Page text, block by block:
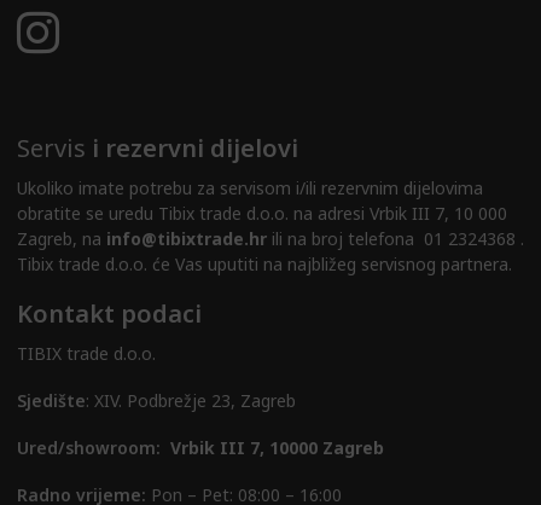
Servis i rezervni dijelovi
Ukoliko imate potrebu za servisom i/ili rezervnim dijelovima
obratite se uredu Tibix trade d.o.o. na adresi Vrbik III 7, 10 000
Zagreb, na info@tibixtrade.hrili na broj telefona 01 2324368 .
Tibix trade d.o.o. će Vas uputiti na najbližeg servisnog partnera.
Kontakt podaci
TIBIX trade d.o.o.
Sjedište: XIV. Podbrežje 23, Zagreb
Ured/showroom: Vrbik III 7, 10000 Zagreb
Radno vrijeme: Pon – Pet: 08:00 – 16:00